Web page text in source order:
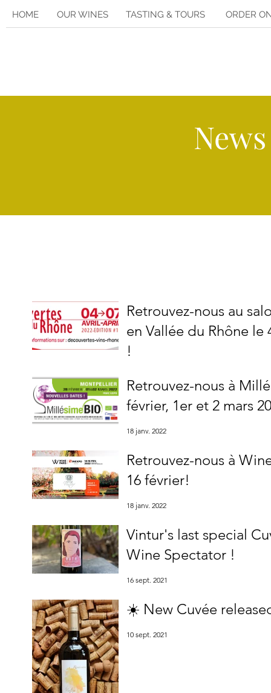
HOME OUR WINES TASTING & TOURS ORDER
Retrouvez-nous au
en Vallée du Rhône le
!
Retrouvez-nous à
février, 1er et 2 mars
18 janv. 2022
Retrouvez-nous à
16 février!
18 janv. 2022
Vintur's last special
Wine Spectator !
16 sept. 2021
☀️ New Cuvée
10 sept. 2021